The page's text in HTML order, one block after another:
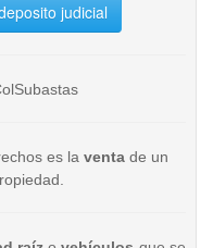
judicial
es la ventade un